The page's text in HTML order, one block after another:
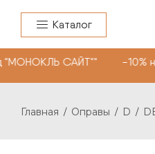
Каталог
САЙТ"" -
Главная / Оправы / D /